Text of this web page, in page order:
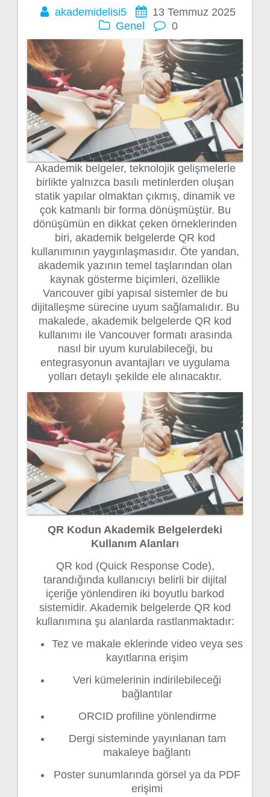
akademidelisi5
13 Temmuz 2025
Genel
0
Akademik belgeler, teknolojik gelişmelerle
birlikte yalnızca basılı metinlerden oluşan
statik yapılar olmaktan çıkmış, dinamik ve
çok katmanlı bir forma dönüşmüştür. Bu
dönüşümün en dikkat çeken örneklerinden
biri, akademik belgelerde QR kod
kullanımının yaygınlaşmasıdır. Öte yandan,
akademik yazının temel taşlarından olan
kaynak gösterme biçimleri, özellikle
Vancouver gibi yapısal sistemler de bu
dijitalleşme sürecine uyum sağlamalıdır. Bu
makalede, akademik belgelerde QR kod
kullanımı ile Vancouver formatı arasında
nasıl bir uyum kurulabileceği, bu
entegrasyonun avantajları ve uygulama
yolları detaylı şekilde ele alınacaktır.
QR Kodun Akademik Belgelerdeki
Kullanım Alanları
QR kod (Quick Response Code),
tarandığında kullanıcıyı belirli bir dijital
içeriğe yönlendiren iki boyutlu barkod
sistemidir. Akademik belgelerde QR kod
kullanımına şu alanlarda rastlanmaktadır:
Tez ve makale eklerinde video veya ses
kayıtlarına erişim
Veri kümelerinin indirilebileceği
bağlantılar
ORCID profiline yönlendirme
Dergi sisteminde yayınlanan tam
makaleye bağlantı
Poster sunumlarında görsel ya da PDF
erişimi